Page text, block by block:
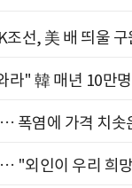
선, 美 배 띄울 구
라" 韓 매년 10만
폭염에 가격 치솟
"외인이 우리 희